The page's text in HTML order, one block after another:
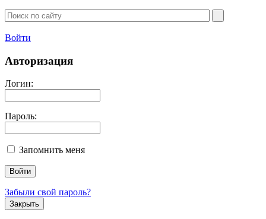
Войти
Авторизация
Логин:
Пароль:
Запомнить меня
Забыли свой пароль?
Закрыть